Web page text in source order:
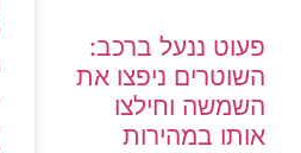
פעוט ננעל ברכב:
השוטרים ניפצו את
השמשה וחילצו
אותו במהירות